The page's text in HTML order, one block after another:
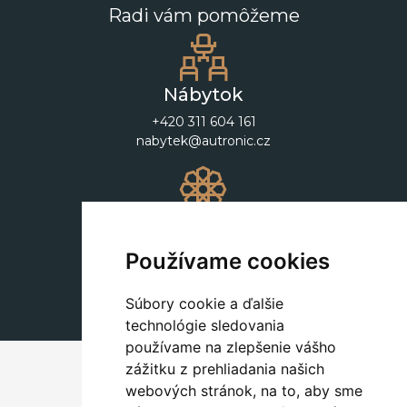
Používame cookies
Súbory cookie a ďalšie
technológie sledovania
používame na zlepšenie vášho
zážitku z prehliadania našich
webových stránok, na to, aby sme
Radi vám pomôžeme
Nábytok
+420 311 604 161
nabytek@autronic.cz
+420 311 604 182
dekorace@autronic.cz